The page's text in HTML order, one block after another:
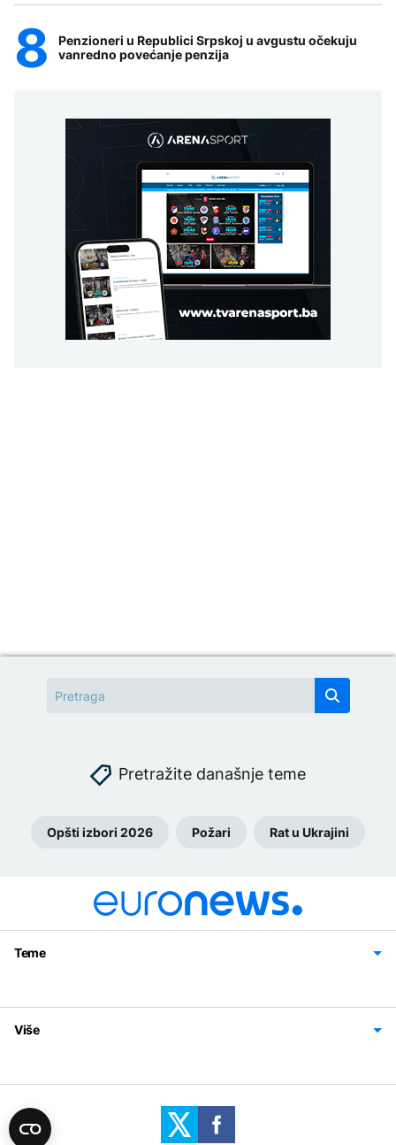
Penzioneri u Republici Srpskoj u avgustu očekuju
vanredno povećanje penzija
Pretražite današnje teme
Opšti izbori 2026 Požari Rat u Ukrajini
Teme
Svijet
Sport
Magazin
Više
Politika privatnosti
Uslovi korišćenja